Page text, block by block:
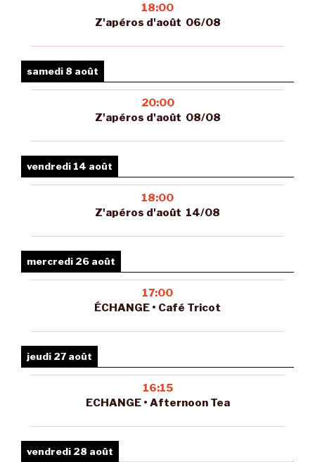
18:00
Z'apéros d'août 06/08
samedi 8 août
20:00
Z'apéros d'août 08/08
vendredi 14 août
18:00
Z'apéros d'août 14/08
mercredi 26 août
17:00
ÉCHANGE • Café Tricot
jeudi 27 août
16:15
ECHANGE • Afternoon Tea
vendredi 28 août